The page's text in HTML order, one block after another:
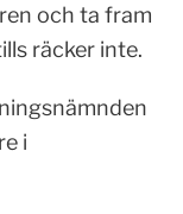
och ta fram
räcker inte.
i